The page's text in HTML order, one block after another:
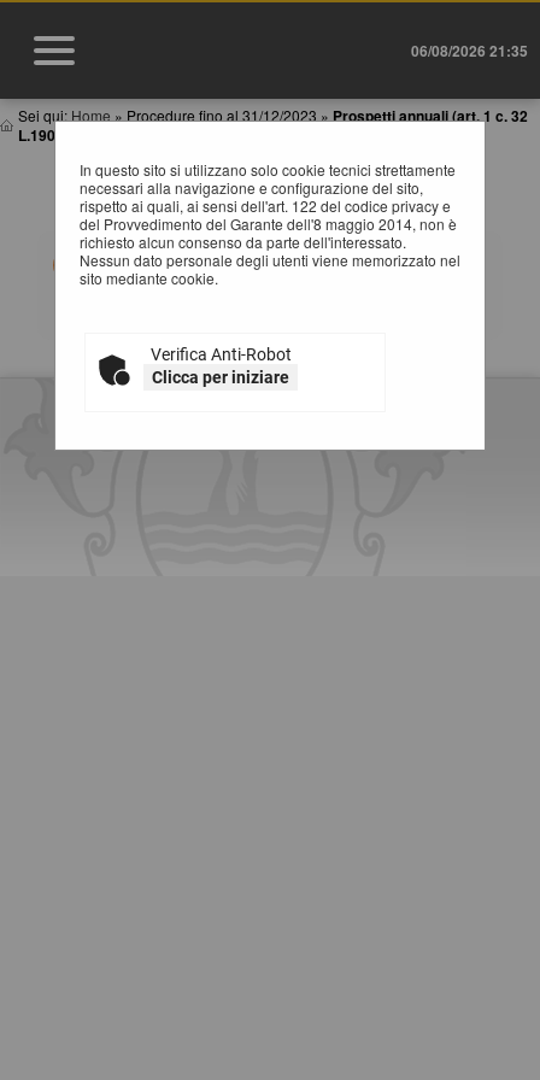
06/08/2026 21:35
Sei qui: Home » Procedure fino al 31/12/2023 » Prospetti annuali (art. 1 c. 32
L.190 de...
In questo sito si utilizzano solo cookie tecnici strettamente
necessari alla navigazione e configurazione del sito,
rispetto ai quali, ai sensi dell'art. 122 del codice privacy e
del Provvedimento del Garante dell'8 maggio 2014, non è
richiesto alcun consenso da parte dell'interessato.
Nessun dato personale degli utenti viene memorizzato nel
sito mediante cookie.
Verifica Anti-Robot
Clicca per iniziare
PROSPETTI ANNUALI (ART. 1 C. 32 L.190 DEL
6/11/2012)
Tabelle riassuntive degli affidamenti di lavori, servizi e
forniture (Adempimenti art.1 comma 32 Legge
190/2012). Selezionare l'anno per accedere alla